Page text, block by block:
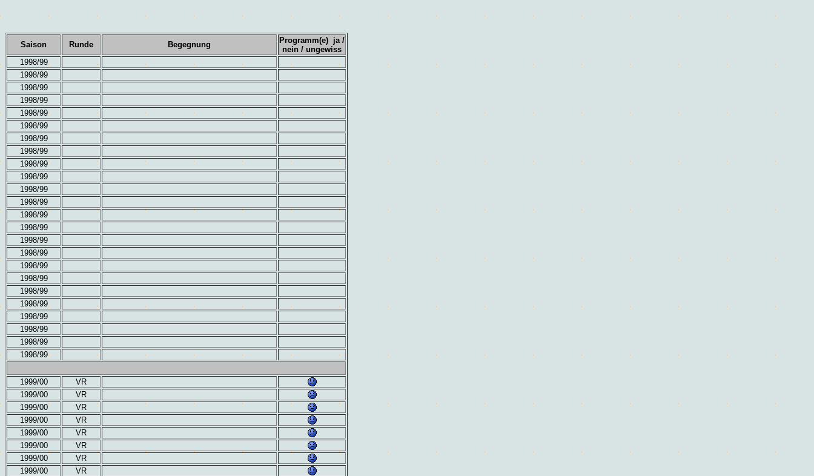
Saison Runde Begegnung
Programm(e) ja /
nein / ungewiss
1998/99
1998/99
1998/99
1998/99
1998/99
1998/99
1998/99
1998/99
1998/99
1998/99
1998/99
1998/99
1998/99
1998/99
1998/99
1998/99
1998/99
1998/99
1998/99
1998/99
1998/99
1998/99
1998/99
1998/99
1999/00
VR
1999/00
VR
1999/00
VR
1999/00
VR
1999/00
VR
1999/00
VR
1999/00
VR
1999/00
VR